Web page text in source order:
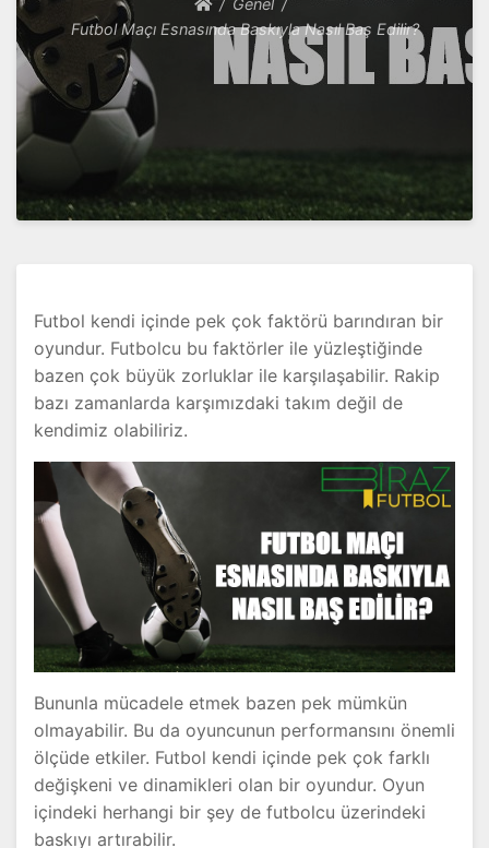
Genel
Futbol Maçı Esnasında Baskıyla Nasıl Baş Edilir?
Futbol kendi içinde pek çok faktörü barındıran bir
oyundur. Futbolcu bu faktörler ile yüzleştiğinde
bazen çok büyük zorluklar ile karşılaşabilir. Rakip
bazı zamanlarda karşımızdaki takım değil de
kendimiz olabiliriz.
Bununla mücadele etmek bazen pek mümkün
olmayabilir. Bu da oyuncunun performansını önemli
ölçüde etkiler. Futbol kendi içinde pek çok farklı
değişkeni ve dinamikleri olan bir oyundur. Oyun
içindeki herhangi bir şey de futbolcu üzerindeki
baskıyı artırabilir.